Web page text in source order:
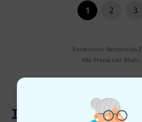
1 2 3
Kostenloser Versand ab
Alle Preise inkl. MwSt.
Taktstöcke und Zubehör